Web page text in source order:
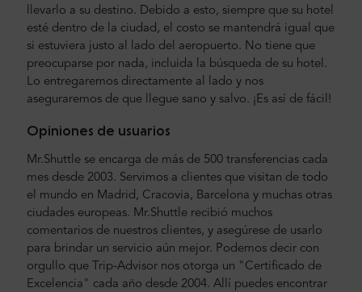
llevarlo a su destino. Debido a esto, siempre que su hotel
esté dentro de la ciudad, el costo se mantendrá igual que
si estuviera justo al lado del aeropuerto. No tiene que
preocuparse por nada, incluida la búsqueda de su hotel.
Lo entregaremos directamente al lado y nos
aseguraremos de que llegue sano y salvo. ¡Es así de fácil!
Opiniones de usuarios
Mr.Shuttle se encarga de más de 500 transferencias cada
mes desde 2003. Servimos a clientes que visitan de todo
el mundo en Madrid, Cracovia, Barcelona y muchas otras
ciudades europeas. Mr.Shuttle recibió muchos
comentarios de nuestros clientes, y asegúrese de usarlo
para brindar un servicio aún mejor. Podemos decir con
orgullo que Trip-Advisor nos otorga un "Certificado de
Excelencia" cada año desde 2004. Allí puedes encontrar